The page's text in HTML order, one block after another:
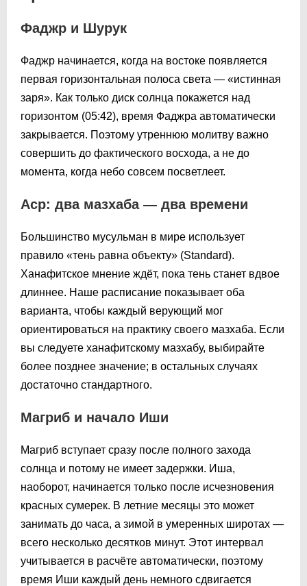
Фаджр и Шурук
Фаджр начинается, когда на востоке появляется
первая горизонтальная полоса света — «истинная
заря». Как только диск солнца покажется над
горизонтом (05:42), время Фаджра автоматически
закрывается. Поэтому утреннюю молитву важно
совершить до фактического восхода, а не до
момента, когда небо совсем посветлеет.
Аср: два мазхаба — два времени
Большинство мусульман в мире использует
правило «тень равна объекту» (Standard).
Ханафитское мнение ждёт, пока тень станет вдвое
длиннее. Наше расписание показывает оба
варианта, чтобы каждый верующий мог
ориентироваться на практику своего мазхаба. Если
вы следуете ханафитскому мазхабу, выбирайте
более позднее значение; в остальных случаях
достаточно стандартного.
Магриб и начало Иши
Магриб вступает сразу после полного захода
солнца и потому не имеет задержки. Иша,
наоборот, начинается только после исчезновения
красных сумерек. В летние месяцы это может
занимать до часа, а зимой в умеренных широтах —
всего несколько десятков минут. Этот интервал
учитывается в расчёте автоматически, поэтому
время Иши каждый день немного сдвигается